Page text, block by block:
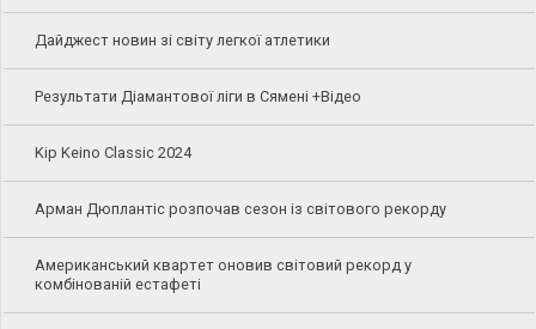
Дайджест новин зі світу легкої атлетики
Результати Діамантової ліги в Сямені +Відео
Kip Keino Classic 2024
Арман Дюплантіс розпочав сезон із світового рекорду
Американський квартет оновив світовий рекорд у
комбінованій естафеті